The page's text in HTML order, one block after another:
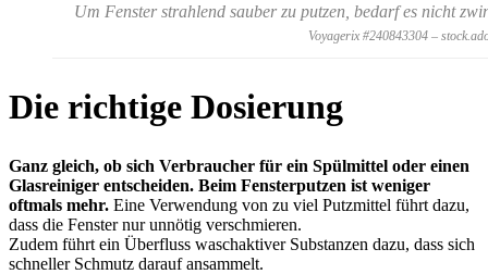
Um Fenster strahlend sauber zu putzen, bedarf es nicht
Voyagerix #240843304 –
Die richtige Dosierung
Ganz gleich, ob sich Verbraucher für ein Spülmittel oder einen
Glasreiniger entscheiden. Beim Fensterputzen ist weniger
oftmals mehr. Eine Verwendung von zu viel Putzmittel führt dazu,
dass die Fenster nur unnötig verschmieren.
Zudem führt ein Überfluss waschaktiver Substanzen dazu, dass sich
schneller Schmutz darauf ansammelt.